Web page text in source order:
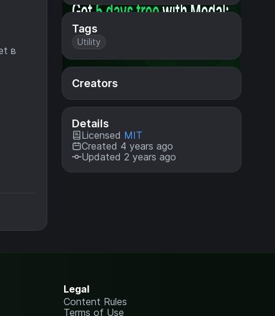
Tags
Utility
Creators
Details
Licensed MIT
Created 4 years ago
Updated 2 years ago
в
Legal
Content Rules
Terms of Use